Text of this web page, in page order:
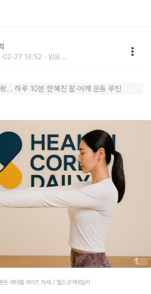
02-27 16:52 읽음 ...
… 하루 10분 한혜진 팔·어깨 운동 루틴
트 레터럴 레이즈 자세. / 헬스코어데일리